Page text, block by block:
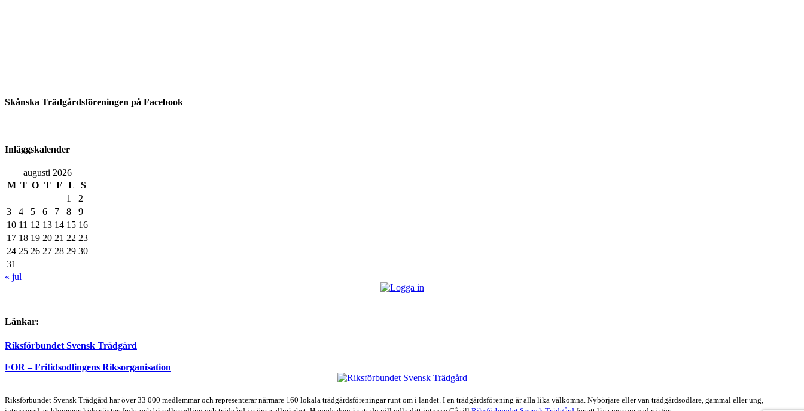
Skånska Trädgårdsföreningen på Facebook
Inläggskalender
augusti 2026
M T O T F L
S
1
2
3
4 5 6 7 8
9
10 11 12 13 14 15 16
17 18 19 20 21 22 23
24 25 26 27 28 29 30
31
« jul
Länkar:
Riksförbundet Svensk Trädgård
FOR – Fritidsodlingens Riksorganisation
Riksförbundet Svensk Trädgård har över 33 000 medlemmar och representerar närmare 160 lokala trädgårdsföreningar runt om i landet. I en trädgårdsförening är alla lika välkomna. Nybörjare eller van trädgårdsodlare, gammal eller ung,